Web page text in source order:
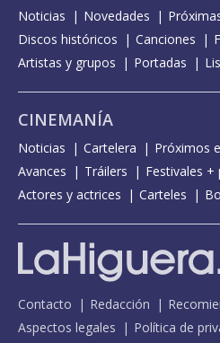
Noticias Novedades
Discos históricos
Canciones
Artistas y grupos
Portadas
CINEMANÍA
Noticias Cartelera Próximos
Avances
Tráilers
Festivales +
Actores y actrices
Carteles
Contacto Redacción
Aspectos legales
Política de